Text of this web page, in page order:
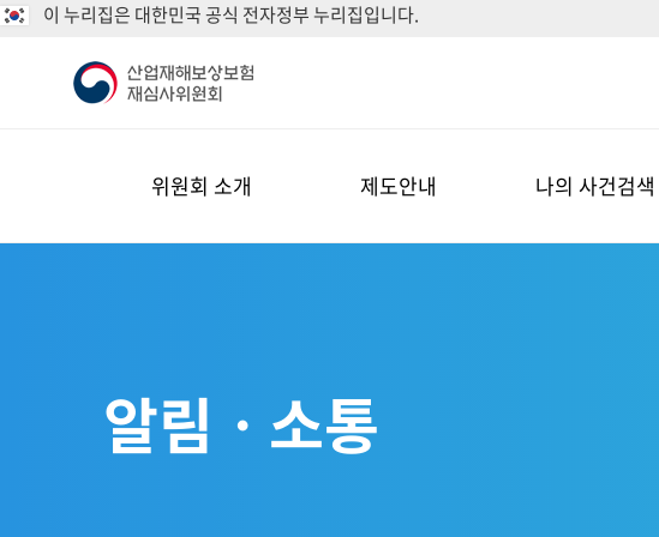
이 누리집은 대한민국 공식 전자정부 누리집입니다.
위원회 소개 제도안내 나의 사건검색
알림ㆍ소통